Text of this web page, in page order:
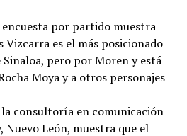
encuesta por partido muestra
Vizcarra es el más posicionado
pero por Moren y está
Moya y a otros personajes
consultoría en comunicación
Nuevo León, muestra que el